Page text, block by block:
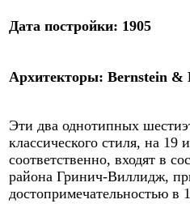
Дата постройки: 1905
Архитекторы: Bernstein &
Эти два однотипных
классического стиля, на 19
соответственно, входят в
района Гринич-Виллидж,
достопримечательностью в